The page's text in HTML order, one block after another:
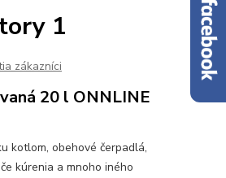
1
zákazníci
20 l ONNLINE
kotlom, obehové čerpadlá,
kúrenia a mnoho iného